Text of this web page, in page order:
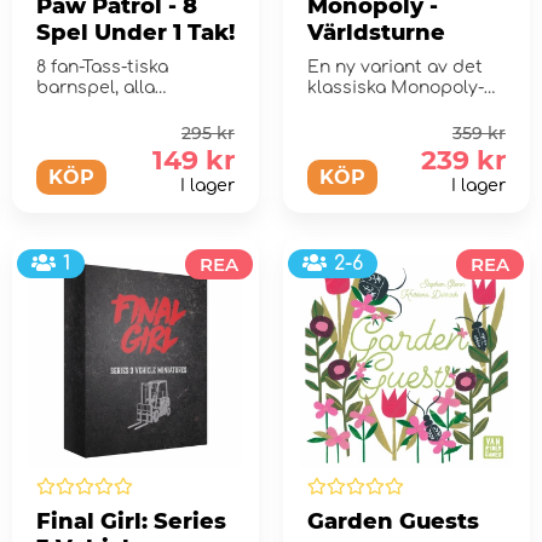
Paw Patrol - 8
Spel Under 1 Tak!
8 fan-Tass-tiska
barnspel, alla
KÖP
295 kr
149 kr
I lager
Monopoly -
Världsturne
En ny variant av det
klassiska Monopoly-
upptäcker och bes&...
KÖP
359 kr
239 kr
I lager
1 REA
Final Girl: Series
2-6 REA
Garden Guests